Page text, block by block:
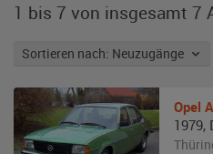
1 bis 7 von insgesamt 7
Sortieren nach: Neuzugänge
Opel
1979,